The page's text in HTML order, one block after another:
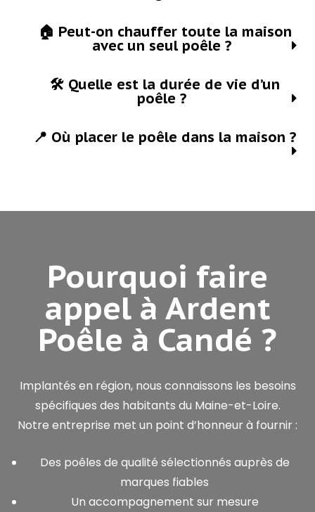
🏠 Peut-on chauffer toute la maison
avec un seul poêle ?
🛠 Quelle est la durée de vie d’un
poêle ?
📍 Où placer le poêle dans la maison ?
Pourquoi faire
appel à Ardent
Poêle à Candé ?
Implantés en région, nous connaissons les besoins
spécifiques des habitants du Maine-et-Loire.
Notre entreprise met un point d’honneur à fournir :
Des poêles de qualité sélectionnés auprès de
marques fiables
Un accompagnement sur mesure